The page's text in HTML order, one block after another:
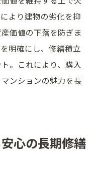
より建物の劣化を抑
価値の下落を防ぎま
明確にし、修繕積立
。これにより、購入
ンションの魅力を長
心の長期修繕